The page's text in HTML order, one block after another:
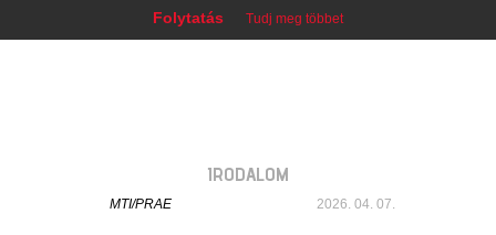
IRODALOM
MTI/PRAE 2026. 04. 07.
Folytatás Tudj meg többet